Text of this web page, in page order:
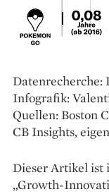
Infografik:
Quellen: Boston
CB Insights,
Dieser Artikel ist
„Growth-